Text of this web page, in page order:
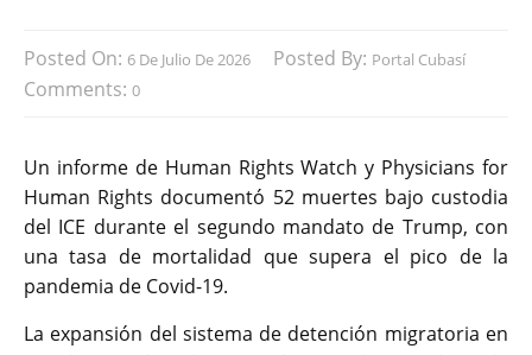
Posted On: 6 De Julio De 2026 Posted By: Portal Cubasí
Comments: 0
Un informe de Human Rights Watch y Physicians for
Human Rights documentó 52 muertes bajo custodia
del ICE durante el segundo mandato de Trump, con
una tasa de mortalidad que supera el pico de la
pandemia de Covid-19.
La expansión del sistema de detención migratoria en